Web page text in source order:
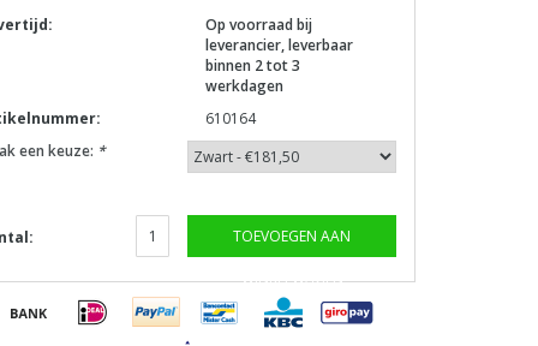
Op voorraad bij
leverancier, leverbaar
binnen 2 tot 3
werkdagen
610164
een keuze: *
TOEVOEGEN AAN
WINKELWAGEN